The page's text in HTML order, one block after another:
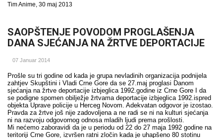
Tim Anime, 30 maj 2013
SAOPŠTENJE POVODOM PROGLAŠENJA
DANA SJEĆANJA NA ŽRTVE DEPORTACIJE
07 Januar 2014
Prošle su tri godine od kada je grupa nevladinih organizacija podnijela
zahtjev Skupštini i Vladi Crne Gore da se 27.maj proglasi Danom
sjećanja na žrtve deportacije izbjeglica 1992.godine iz Crne Gore I da
se podigne spomen obilježje žrtvama deportacije izbjeglica 1992.ispred
objekta Uprave policije u Herceg Novom. Adekvatan odgovor je izostao.
Pravda za žrtve još nije zadovoljena a ne radi se ni na kulturi sjećanja
ni na razvoju odgovornog odnosa mladih ljudi prema prošlosti.
Mi nećemo zaboravidi da je u periodu od 22 do 27 maja 1992 godine na
teritoriji Crne Gore, izvršen ratni zločin kada je uhapšeno 80 stotinu